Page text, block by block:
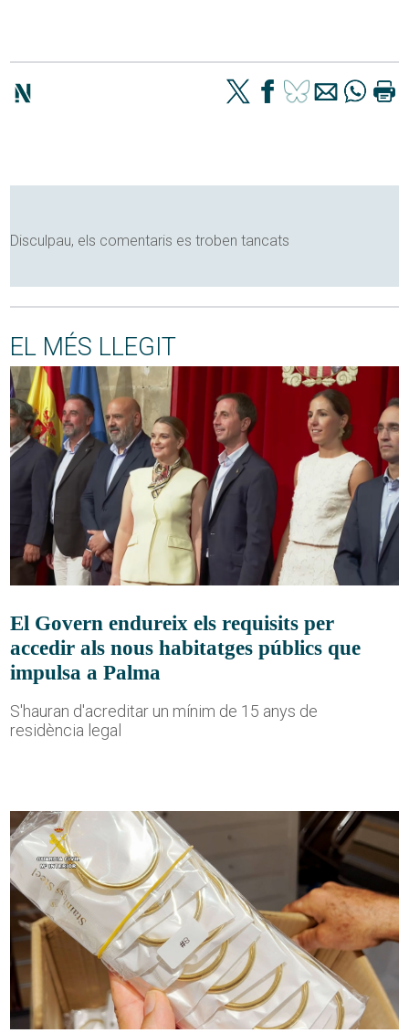
Disculpau, els comentaris es troben tancats
EL MÉS LLEGIT
El Govern endureix els requisits per
accedir als nous habitatges públics que
impulsa a Palma
S'hauran d'acreditar un mínim de 15 anys de
residència legal